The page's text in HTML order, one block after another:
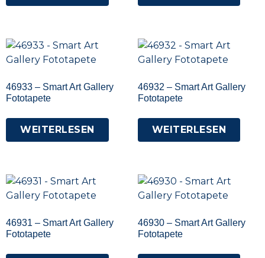
46933 – Smart Art Gallery
Fototapete
WEITERLESEN
46932 – Smart Art Gallery
Fototapete
WEITERLESEN
46931 – Smart Art Gallery
Fototapete
46930 – Smart Art Gallery
Fototapete